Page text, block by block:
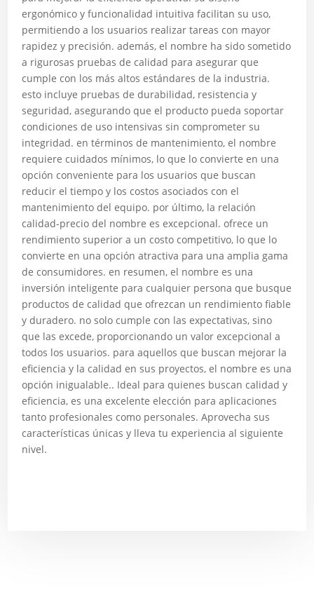
ergonómico y funcionalidad intuitiva facilitan su uso,
permitiendo a los usuarios realizar tareas con mayor
rapidez y precisión. además, el nombre ha sido sometido
a rigurosas pruebas de calidad para asegurar que
cumple con los más altos estándares de la industria.
esto incluye pruebas de durabilidad, resistencia y
seguridad, asegurando que el producto pueda soportar
condiciones de uso intensivas sin comprometer su
integridad. en términos de mantenimiento, el nombre
requiere cuidados mínimos, lo que lo convierte en una
opción conveniente para los usuarios que buscan
reducir el tiempo y los costos asociados con el
mantenimiento del equipo. por último, la relación
calidad-precio del nombre es excepcional. ofrece un
rendimiento superior a un costo competitivo, lo que lo
convierte en una opción atractiva para una amplia gama
de consumidores. en resumen, el nombre es una
inversión inteligente para cualquier persona que busque
productos de calidad que ofrezcan un rendimiento fiable
y duradero. no solo cumple con las expectativas, sino
que las excede, proporcionando un valor excepcional a
todos los usuarios. para aquellos que buscan mejorar la
eficiencia y la calidad en sus proyectos, el nombre es una
opción inigualable.. Ideal para quienes buscan calidad y
eficiencia, es una excelente elección para aplicaciones
tanto profesionales como personales. Aprovecha sus
características únicas y lleva tu experiencia al siguiente
nivel.